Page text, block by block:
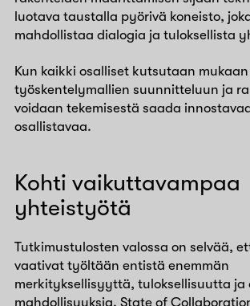
luotava taustalla pyörivä koneisto,
mahdollistaa dialogia ja tuloksellista
Kun kaikki osalliset kutsutaan
työskentelymallien suunnitteluun ja
voidaan tekemisestä saada
osallistavaa.
Kohti vaikuttavampaa
yhteistyötä
Tutkimustulosten valossa on selvää,
vaativat työltään entistä enemmän
merkityksellisyyttä, tuloksellisuutta ja
mahdollisuuksia. State of